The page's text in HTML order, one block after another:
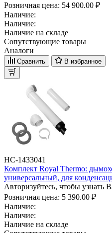
Розничная цена: 54 900.00 ₽
Наличие:
Наличие:
Наличие на складе
Сопутствующие товары
Аналоги
Сравнить В избранное
НС-1433041
Комплект Royal Thermo:
универсальный, для
Авторизуйтесь, чтобы узнать
Розничная цена: 5 390.00 ₽
Наличие:
Наличие:
Наличие на складе